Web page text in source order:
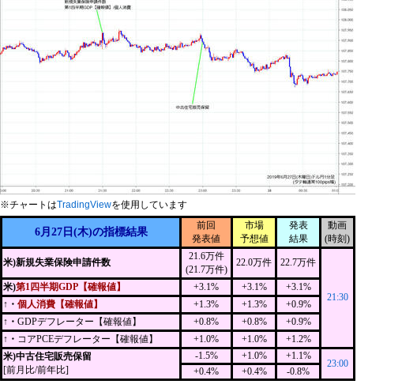
※チャートはTradingViewを使用しています
6月27日(木)の指標結果
前回
発表値
市場
予想値
発表
結果
動画
(時刻)
米)新規失業保険申請件数
21.6万件
(21.7万件)
22.0万件 22.7万件
21:30
米)第1四半期GDP【確報値】 +3.1% +3.1%
+3.1%
↑・ 個人消費【確報値】 +1.3% +1.3%
+0.9%
↑・ GDPデフレーター【確報値】 +0.8% +0.8%
+0.9%
↑・ コアPCEデフレーター【確報値】 +1.0% +1.0%
+1.2%
米)中古住宅販売保留
[前月比/前年比]
-1.5% +1.0% +1.1%
23:00
+0.4% +0.4% -0.8%